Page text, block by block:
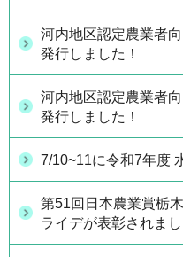
河内地区認定農業者
発行しました！
河内地区認定農業者
発行しました！
7/10~11に令和7年度
第51回日本農業賞栃
ライデが表彰されま